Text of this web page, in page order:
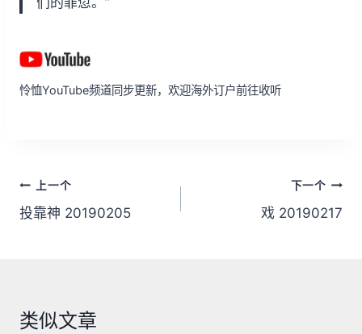
怜恤YouTube频道同步更新，欢迎海外订户前往收听
文
章
上一个
投靠神 20190205
下一个
戏 20190217
类似文章